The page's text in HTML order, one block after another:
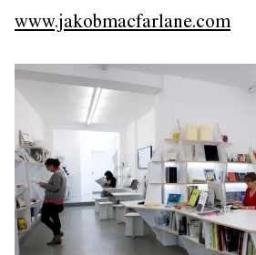
www.jakobmacfarlane.com